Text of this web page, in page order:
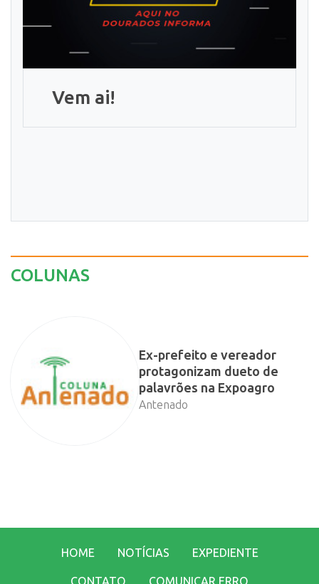
Vem ai!
COLUNAS
Ex-prefeito e vereador
protagonizam dueto de
palavrões na Expoagro
Antenado
HOME NOTÍCIAS EXPEDIENTE